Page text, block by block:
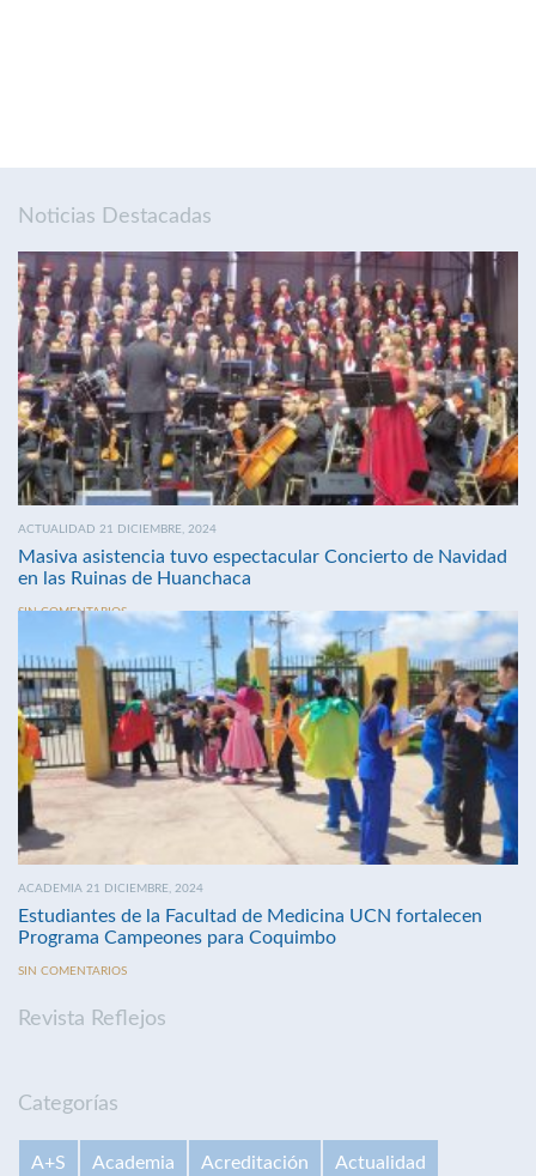
Noticias Destacadas
ACTUALIDAD 21 DICIEMBRE, 2024
Masiva asistencia tuvo espectacular Concierto de Navidad
en las Ruinas de Huanchaca
SIN COMENTARIOS
ACADEMIA 21 DICIEMBRE, 2024
Estudiantes de la Facultad de Medicina UCN fortalecen
Programa Campeones para Coquimbo
SIN COMENTARIOS
Revista Reflejos
Categorías
A+S Academia Acreditación Actualidad